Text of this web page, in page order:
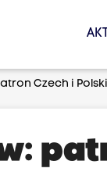
Czech i Polski